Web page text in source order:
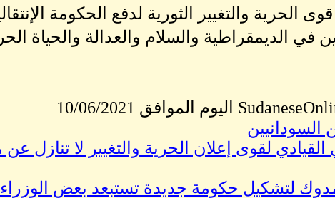
والتغيير الثورية لدفع الحكومة
في الديمقراطية والسلام والعدالة والحياة
لقوى إعلان الحرية والتغيير لا تنازل
لتشكيل حكومة جديدة تستبعد بعض